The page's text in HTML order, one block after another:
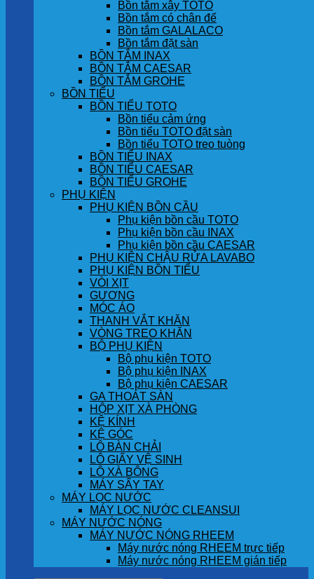
Bồn tắm xây TOTO
Bồn tắm có chân đế
Bồn tắm GALALACO
Bồn tắm đặt sàn
BỒN TẮM INAX
BỒN TẮM CAESAR
BỒN TẮM GROHE
BỒN TIỂU
BỒN TIỂU TOTO
Bồn tiểu cảm ứng
Bồn tiểu TOTO đặt sàn
Bồn tiểu TOTO treo tuòng
BỒN TIỂU INAX
BỒN TIỂU CAESAR
BỒN TIỂU GROHE
PHỤ KIỆN
PHỤ KIỆN BỒN CẦU
Phụ kiện bồn cầu TOTO
Phụ kiện bồn cầu INAX
Phụ kiện bồn cầu CAESAR
PHỤ KIỆN CHẬU RỬA LAVABO
PHỤ KIỆN BỒN TIỂU
VÒI XỊT
GƯƠNG
MÓC ÁO
THANH VẮT KHĂN
VÒNG TREO KHĂN
BỘ PHỤ KIỆN
Bộ phụ kiện TOTO
Bộ phụ kiện INAX
Bộ phụ kiện CAESAR
GA THOÁT SÀN
HỘP XỊT XÀ PHÒNG
KỆ KÍNH
KỆ GÓC
LÔ BÀN CHẢI
LÔ GIẤY VỆ SINH
LÔ XÀ BÔNG
MÁY SẤY TAY
MÁY LỌC NƯỚC
MÁY LỌC NƯỚC CLEANSUI
MÁY NƯỚC NÓNG
MÁY NƯỚC NÓNG RHEEM
Máy nước nóng RHEEM trực tiếp
Máy nước nóng RHEEM gián tiếp